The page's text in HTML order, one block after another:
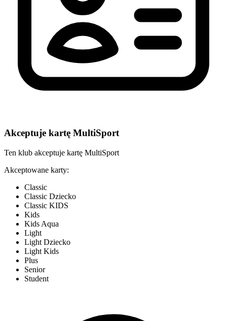
Akceptuje kartę MultiSport
Ten klub akceptuje kartę MultiSport
Akceptowane karty:
Classic
Classic Dziecko
Classic KIDS
Kids
Kids Aqua
Light
Light Dziecko
Light Kids
Plus
Senior
Student